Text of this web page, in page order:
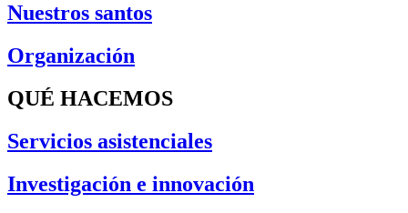
Nuestros santos
Organización
QUÉ HACEMOS
Servicios asistenciales
Investigación e innovación